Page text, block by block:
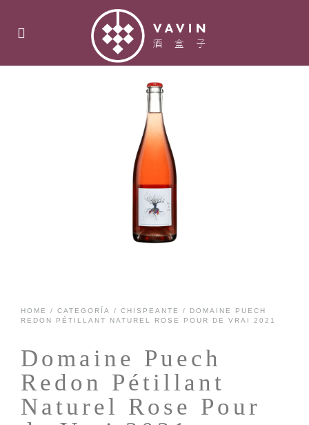
HOME / CATEGORÍA / CHISPEANTE
/ DOMAINE PUECH
REDON PÉTILLANT NATUREL ROSE POUR DE VRAI 2021
Domaine Puech
Redon Pétillant
Naturel Rose Pour